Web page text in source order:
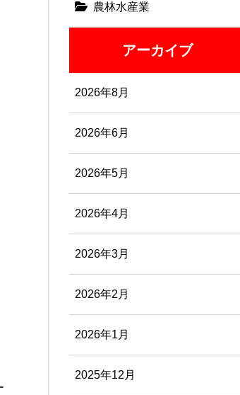
農林水産業
アーカイブ
2026年8月
2026年6月
2026年5月
2026年4月
2026年3月
2026年2月
2026年1月
2025年12月